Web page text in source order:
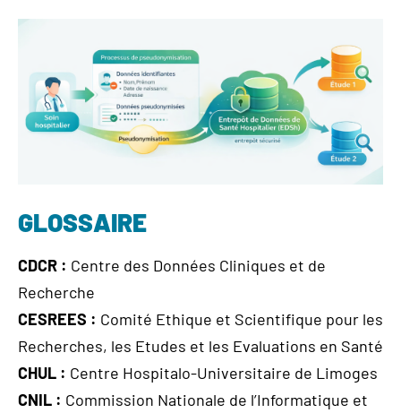
GLOSSAIRE
CDCR : Centre des Données Cliniques et de
Recherche
CESREES : Comité Ethique et Scientifique pour les
Recherches, les Etudes et les Evaluations en Santé
CHUL : Centre Hospitalo-Universitaire de Limoges
CNIL : Commission Nationale de l’Informatique et